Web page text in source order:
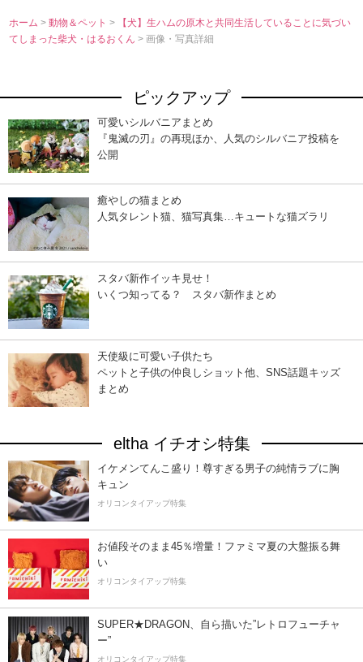
ホーム >動物＆ペット>
【犬】生ハムの原木と共同生活していることに気づい
てしまった柴犬・はるおくん> 画像・写真詳細
ピックアップ
可愛いシルバニアまとめ
『鬼滅の刃』の再現ほか、人気のシルバニア投稿を
公開
癒やしの猫まとめ
人気タレント猫、猫写真集…キュートな猫ズラリ
スタバ新作イッキ見せ！
いくつ知ってる？ スタバ新作まとめ
天使級に可愛い子供たち
ペットと子供の仲良しショット他、SNS話題キッズ
まとめ
eltha イチオシ特集
イケメンてんこ盛り！尊すぎる男子の純情ラブに胸
キュン
オリコンタイアップ特集
お値段そのまま45％増量！ファミマ夏の大盤振る舞
い
オリコンタイアップ特集
SUPER★DRAGON、自ら描いた”レトロフューチャ
ー”
オリコンタイアップ特集